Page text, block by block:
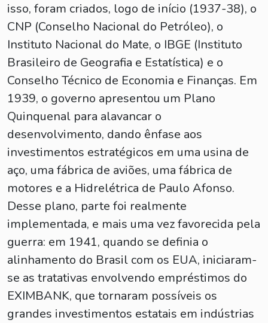
isso, foram criados, logo de início (1937-38), o
CNP (Conselho Nacional do Petróleo), o
Instituto Nacional do Mate, o IBGE (Instituto
Brasileiro de Geografia e Estatística) e o
Conselho Técnico de Economia e Finanças. Em
1939, o governo apresentou um Plano
Quinquenal para alavancar o
desenvolvimento, dando ênfase aos
investimentos estratégicos em uma usina de
aço, uma fábrica de aviões, uma fábrica de
motores e a Hidrelétrica de Paulo Afonso.
Desse plano, parte foi realmente
implementada, e mais uma vez favorecida pela
guerra: em 1941, quando se definia o
alinhamento do Brasil com os EUA, iniciaram-
se as tratativas envolvendo empréstimos do
EXIMBANK, que tornaram possíveis os
grandes investimentos estatais em indústrias